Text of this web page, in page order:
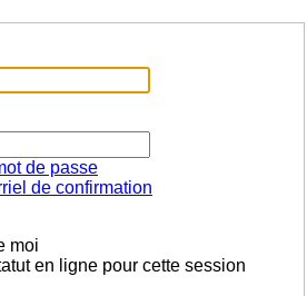
de passe
de confirmation
moi
en ligne pour cette session